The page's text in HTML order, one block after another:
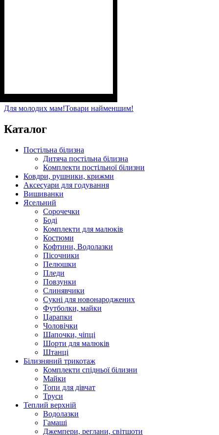
х/б, 6% лайкра)
Для молодих мам!Товари найменшим!
Каталог
Постільна білизна
Дитяча постільна білизна
Комплекти постільної білизни
Ковдри, рушники, крижми
Аксесуари для годування
Вишиванки
Ясельний
Cорочечки
Боді
Комплекти для малюків
Костюми
Кофтини, Водолазки
Пісочники
Пелюшки
Пледи
Повзунки
Слинявчики
Сукні для новонароджених
Футболки, майки
Царапки
Чоловічки
Шапочки, чіпці
Шорти для малюків
Штанці
Білизняний трикотаж
Комплекти спідньої білизни
Майки
Топи для дівчат
Труси
Теплий верхній
Водолазки
Гамаші
Джемпери, реглани, світшоти